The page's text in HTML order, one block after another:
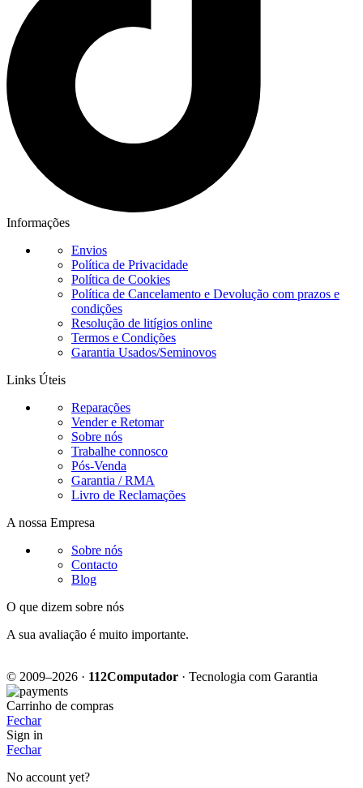
Informações
Envios
Política de Privacidade
Política de Cookies
Política de Cancelamento e Devolução com prazos e
condições
Resolução de litígios online
Termos e Condições
Garantia Usados/Seminovos
Links Úteis
Reparações
Vender e Retomar
Sobre nós
Trabalhe connosco
Pós-Venda
Garantia / RMA
Livro de Reclamações
A nossa Empresa
Sobre nós
Contacto
Blog
O que dizem sobre nós
A sua avaliação é muito importante.
© 2009–2026 · 112Computador · Tecnologia com Garantia
Carrinho de compras
Fechar
Sign in
Fechar
No account yet?